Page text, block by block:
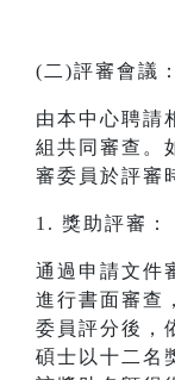
(二)評審會議：
由本中心聘請
組共同審查。
審委員於評審
1. 獎助評審：
通過申請文件
進行書面審查
委員評分後，
碩士以十二名